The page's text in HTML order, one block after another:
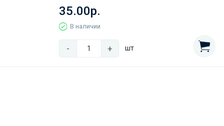
35.00р.
В наличии
- + шт